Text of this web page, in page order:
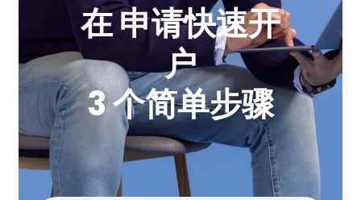
在 申请快速开
户
3 个简单步骤